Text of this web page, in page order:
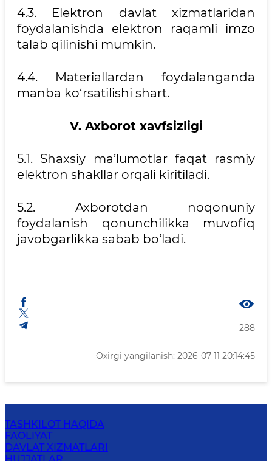
4.3. Elektron davlat xizmatlaridan
foydalanishda elektron raqamli imzo
talab qilinishi mumkin.
4.4. Materiallardan foydalanganda
manba ko‘rsatilishi shart.
V. Axborot xavfsizligi
5.1. Shaxsiy ma’lumotlar faqat rasmiy
elektron shakllar orqali kiritiladi.
5.2. Axborotdan noqonuniy
foydalanish qonunchilikka muvofiq
javobgarlikka sabab bo‘ladi.
288
Oxirgi yangilanish: 2026-07-11 20:14:45
TASHKILOT HAQIDA
FAOLIYAT
DAVLAT XIZMATLARI